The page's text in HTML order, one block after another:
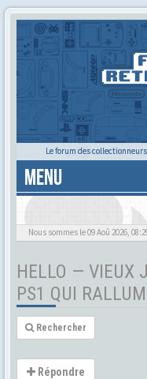
Le forum des
MENU
Nous sommes le 09 Aoû 2026,
HELLO — VIEUX
PS1 QUI
Rechercher
Répondre